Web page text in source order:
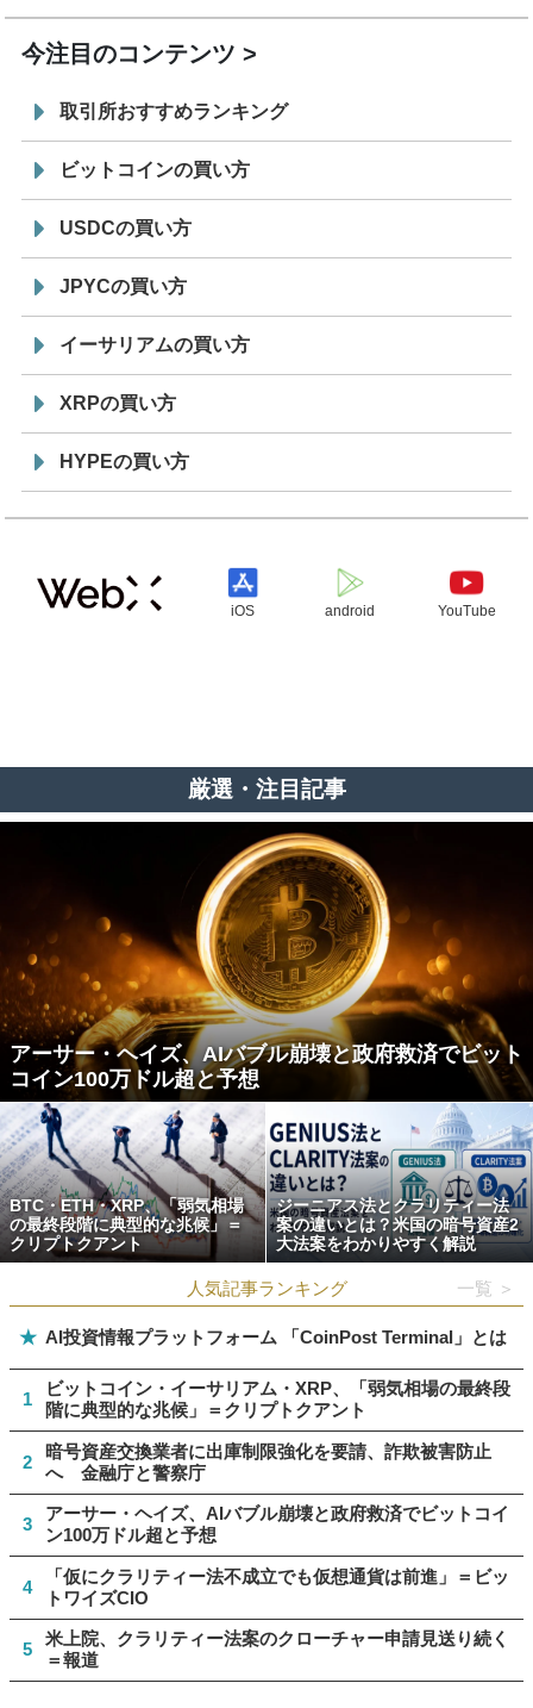
今注目のコンテンツ
取引所おすすめランキング
ビットコインの買い方
USDCの買い方
JPYCの買い方
イーサリアムの買い方
XRPの買い方
HYPEの買い方
iOS android YouTube
厳選・注目記事
アーサー・ヘイズ、AIバブル崩壊と政府救済でビット
コイン100万ドル超と予想
BTC・ETH・XRP、「弱気相場
の最終段階に典型的な兆候」＝
クリプトクアント
ジーニアス法とクラリティー法
案の違いとは？米国の暗号資産2
大法案をわかりやすく解説
人気記事ランキング 一覧 ＞
★ AI投資情報プラットフォーム 「CoinPost Terminal」とは
1
ビットコイン・イーサリアム・XRP、「弱気相場の最終段
階に典型的な兆候」＝クリプトクアント
2
暗号資産交換業者に出庫制限強化を要請、詐欺被害防止
へ 金融庁と警察庁
3
アーサー・ヘイズ、AIバブル崩壊と政府救済でビットコイ
ン100万ドル超と予想
4
「仮にクラリティー法不成立でも仮想通貨は前進」＝ビッ
トワイズCIO
5
米上院、クラリティー法案のクローチャー申請見送り続く
＝報道